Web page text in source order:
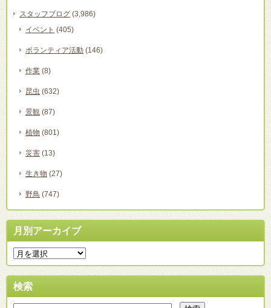
スタッフブログ (3,986)
イベント (405)
ボランティア活動 (146)
作業 (8)
昆虫 (632)
景観 (87)
植物 (801)
災害 (13)
生き物 (27)
野鳥 (747)
月別アーカイブ
検索